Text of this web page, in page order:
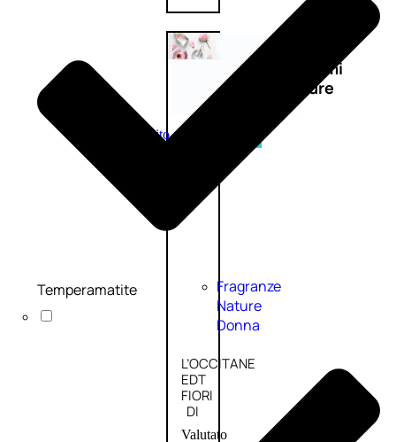
profumi
nature
Esaurito
Fragranze
Nature
Donna
L’OCCITANE
EDT
FIORI
DI
Valutato
Temperamatite